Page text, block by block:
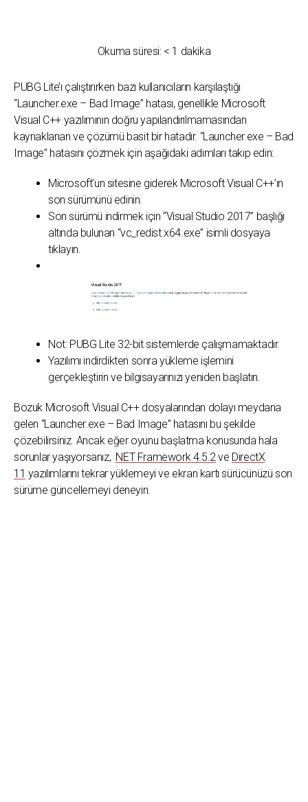
Okuma süresi: < 1 dakika
PUBG Lite’ı çalıştırırken bazı kullanıcıların karşılaştığı
“Launcher.exe – Bad Image” hatası, genellikle Microsoft
Visual C++ yazılımının doğru yapılandırılmamasından
kaynaklanan ve çözümü basit bir hatadır. “Launcher.exe – Bad
Image” hatasını çözmek için aşağıdaki adımları takip edin:
Microsoft’un sitesine giderek Microsoft Visual C++’ın
son sürümünü edinin.
Son sürümü indirmek için “Visual Studio 2017” başlığı
altında bulunan “vc_redist.x64.exe” isimli dosyaya
tıklayın.
Not: PUBG Lite 32-bit sistemlerde çalışmamaktadır.
Yazılımı indirdikten sonra yükleme işlemini
gerçekleştirin ve bilgisayarınızı yeniden başlatın.
Bozuk Microsoft Visual C++ dosyalarından dolayı meydana
gelen “Launcher.exe – Bad Image” hatasını bu şekilde
çözebilirsiniz. Ancak eğer oyunu başlatma konusunda hala
sorunlar yaşıyorsanız, NET Framework 4.5.2 ve DirectX
11 yazılımlarını tekrar yüklemeyi ve ekran kartı sürücünüzü son
sürüme güncellemeyi deneyin.